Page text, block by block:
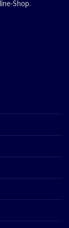
Shop.